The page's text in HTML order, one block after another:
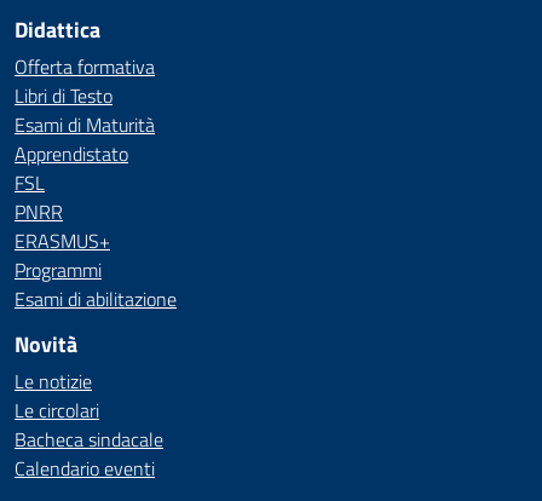
Didattica
Offerta formativa
Libri di Testo
Esami di Maturità
Apprendistato
FSL
PNRR
ERASMUS+
Programmi
Esami di abilitazione
Novità
Le notizie
Le circolari
Bacheca sindacale
Calendario eventi